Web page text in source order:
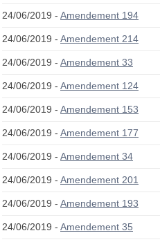
24/06/2019 - Amendement 194
24/06/2019 - Amendement 214
24/06/2019 - Amendement 33
24/06/2019 - Amendement 124
24/06/2019 - Amendement 153
24/06/2019 - Amendement 177
24/06/2019 - Amendement 34
24/06/2019 - Amendement 201
24/06/2019 - Amendement 193
24/06/2019 - Amendement 35